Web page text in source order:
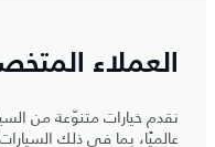
العملاء
نقدم خيارات متنوّعة من
عالميًا، بما في ذلك